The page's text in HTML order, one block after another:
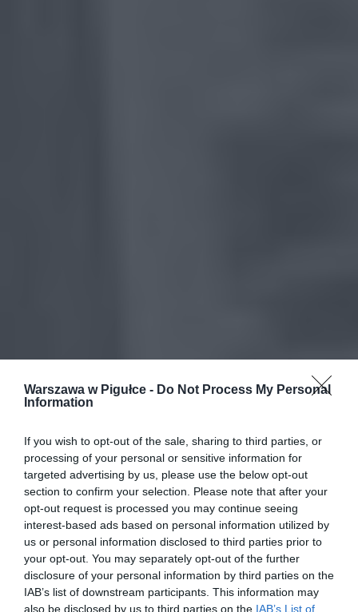
Warszawa w Pigułce - Do Not Process My Personal
Information
If you wish to opt-out of the sale, sharing to third parties, or
processing of your personal or sensitive information for
targeted advertising by us, please use the below opt-out
section to confirm your selection. Please note that after your
opt-out request is processed you may continue seeing
interest-based ads based on personal information utilized by
us or personal information disclosed to third parties prior to
your opt-out. You may separately opt-out of the further
disclosure of your personal information by third parties on the
IAB’s list of downstream participants. This information may
also be disclosed by us to third parties on the IAB’s List of